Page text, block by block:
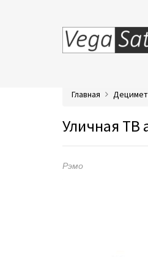
Главная
Уличная ТВ
Рэмо